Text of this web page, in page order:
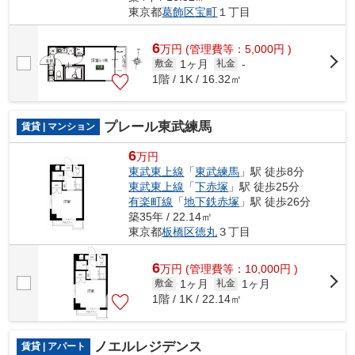
東京都葛飾区宝町１丁目
6万円 (管理費等：5,000円 )
敷金 1ヶ月 礼金 -
1階 / 1K / 16.32㎡
賃貸 | マンション プレール東武練馬
6万円
東武東上線 「東武練馬 」駅 徒歩8分
東武東上線 「下赤塚 」駅 徒歩25分
有楽町線 「地下鉄赤塚 」駅 徒歩26分
築35年 / 22.14㎡
東京都板橋区徳丸３丁目
6万円 (管理費等：10,000円 )
敷金 1ヶ月 礼金
1ヶ月
1階 / 1K / 22.14㎡
賃貸 | アパート ノエルレジデンス